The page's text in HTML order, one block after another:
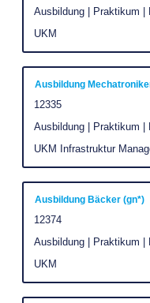
Stellenkategorie
Ausbildung | Praktikum |
Unternehmen
UKM
die
Leertaste,
die
vollständig
anzuzeigen.
Stellenbezeichnung
Ausbildung
Stellenkennung
12335
Stellenkategorie
Ausbildung | Praktikum |
Unternehmen
UKM Infrastruktur
Drücken
Sie
die
Leertaste,
die
Stelleninformationen
vollständig
anzuzeigen.
Stellenbezeichnung
Ausbildung Bäcker (gn*)
Stellenkennung
12374
Stellenkategorie
Ausbildung | Praktikum |
Unternehmen
UKM
Drücken
Sie
die
Leertaste,
die